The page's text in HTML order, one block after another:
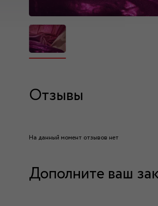
Отзывы
На данный момент отзывов нет
Дополните ваш